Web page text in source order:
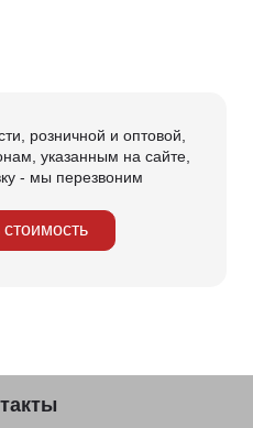
розничной и оптовой,
указанным на сайте,
- мы перезвоним